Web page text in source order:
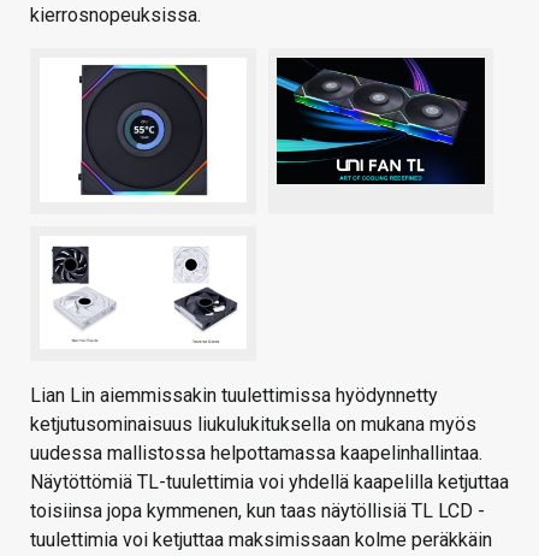
kierrosnopeuksissa.
Lian Lin aiemmissakin tuulettimissa hyödynnetty
ketjutusominaisuus liukulukituksella on mukana myös
uudessa mallistossa helpottamassa kaapelinhallintaa.
Näytöttömiä TL-tuulettimia voi yhdellä kaapelilla ketjuttaa
toisiinsa jopa kymmenen, kun taas näytöllisiä TL LCD -
tuulettimia voi ketjuttaa maksimissaan kolme peräkkäin